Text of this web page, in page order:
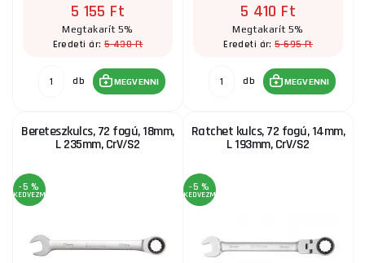
5 155 Ft
Megtakarít 5%
Eredeti ár:5 430 Ft
db MEGVENNI
5 410 Ft
Megtakarít 5%
Eredeti ár:5 695 Ft
db MEGVENNI
Bereteszkulcs, 72 fogú, 18mm,
L 235mm, CrV/S2
-5 %
KEDVEZMÉNY
Ratchet kulcs, 72 fogú, 14mm,
L 193mm, CrV/S2
-5 %
KEDVEZMÉNY